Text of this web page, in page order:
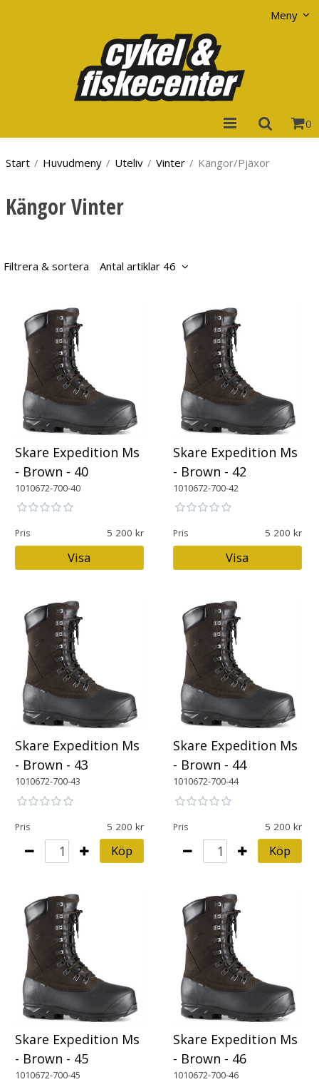
Meny
0
Start / Huvudmeny / Uteliv / Vinter / Kängor/Pjäxor
Kängor Vinter
Filtrera & sortera Antal artiklar 46
Skare Expedition Ms
- Brown - 40
1010672-700-40
Pris 5 200
Visa
Skare Expedition Ms
- Brown - 42
1010672-700-42
Pris 5 200
Visa
Skare Expedition Ms
- Brown - 43
1010672-700-43
Pris 5 200
Köp
Skare Expedition Ms
- Brown - 44
1010672-700-44
Pris 5 200
Köp
Skare Expedition Ms
- Brown - 45
1010672-700-45
Skare Expedition Ms
- Brown - 46
1010672-700-46